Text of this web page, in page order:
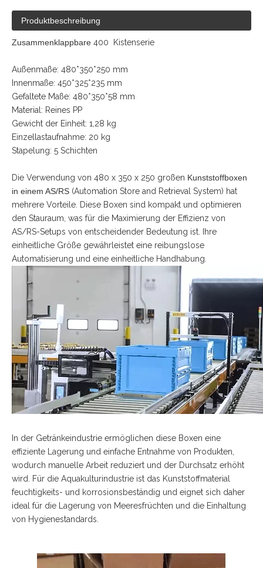
Produktbeschreibung
Zusammenklappbare 400 Kistenserie
Außenmaße: 480*350*250 mm
Innenmaße: 450*325*235 mm
Gefaltete Maße: 480*350*58 mm
Material: Reines PP
Gewicht der Einheit: 1,28 kg
Einzellastaufnahme: 20 kg
Stapelung: 5 Schichten
Die Verwendung von 480 x 350 x 250 großen Kunststoffboxen
in einem AS/RS (Automation Store and Retrieval System) hat
mehrere Vorteile. Diese Boxen sind kompakt und optimieren
den Stauraum, was für die Maximierung der Effizienz von
AS/RS-Setups von entscheidender Bedeutung ist. Ihre
einheitliche Größe gewährleistet eine reibungslose
Automatisierung und eine einheitliche Handhabung.
In der Getränkeindustrie ermöglichen diese Boxen eine
effiziente Lagerung und einfache Entnahme von Produkten,
wodurch manuelle Arbeit reduziert und der Durchsatz erhöht
wird. Für die Aquakulturindustrie ist das Kunststoffmaterial
feuchtigkeits- und korrosionsbeständig und eignet sich daher
ideal für die Lagerung von Meeresfrüchten und die Einhaltung
von Hygienestandards.